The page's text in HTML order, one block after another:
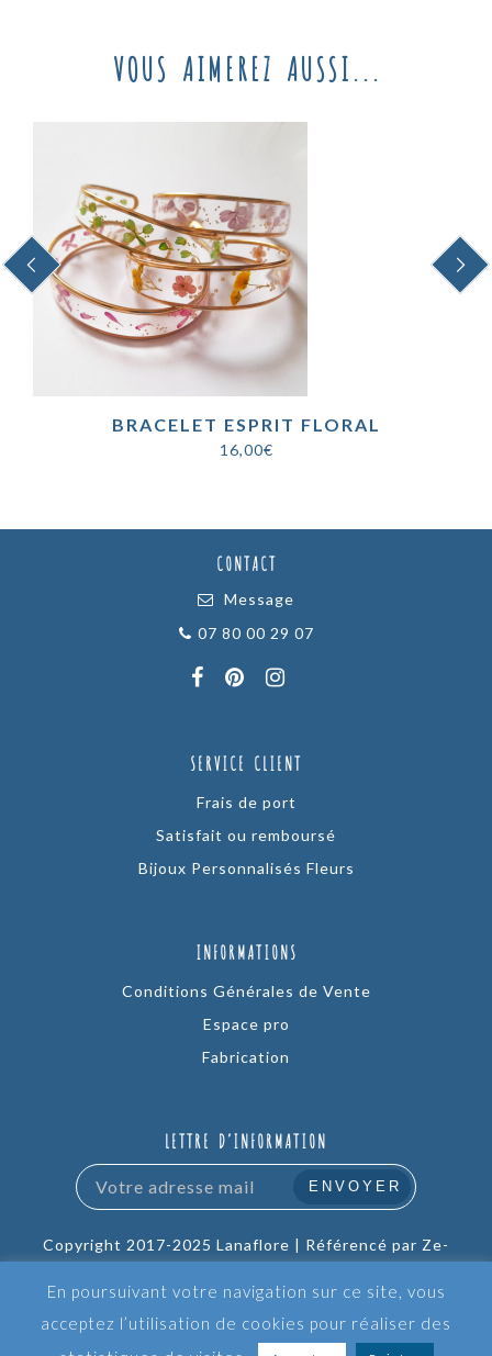
VOUS AIMEREZ AUSSI...
PREVIOUS
BRACELET ESPRIT FLORAL
16,00€
NEXT
CONTACT
Message
07 80 00 29 07
SERVICE CLIENT
Frais de port
Satisfait ou remboursé
Bijoux Personnalisés Fleurs
INFORMATIONS
Conditions Générales de Vente
Espace pro
Fabrication
LETTRE D’INFORMATION
Copyright 2017-2025 Lanaflore | Référencé par Ze-
En poursuivant votre navigation sur ce site, vous
acceptez l’utilisation de cookies pour réaliser des